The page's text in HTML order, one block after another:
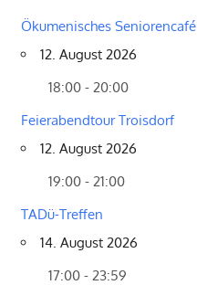
Ökumenisches Seniorencafé
12. August 2026
18:00 - 20:00
Feierabendtour Troisdorf
12. August 2026
19:00 - 21:00
TADü-Treffen
14. August 2026
17:00 - 23:59